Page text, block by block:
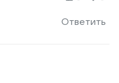
Ответить